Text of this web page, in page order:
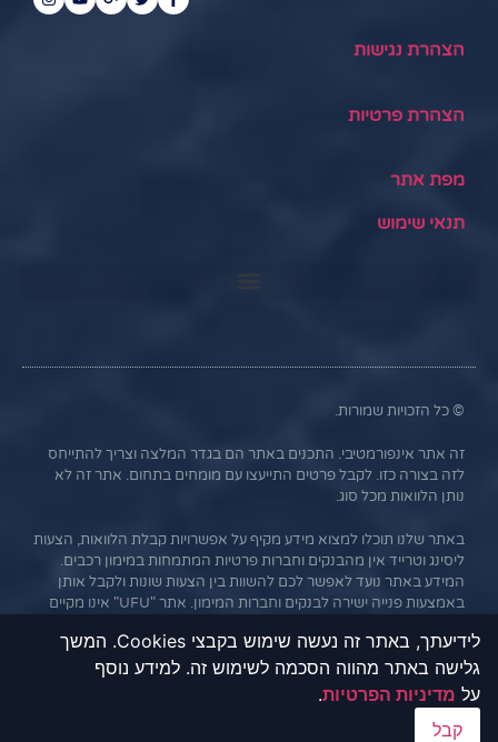
הצהרת נגישות
הצהרת פרטיות
מפת אתר
תנאי שימוש
© כל הזכויות שמורות.
זה אתר אינפורמטיבי. התכנים באתר הם בגדר המלצה וצריך להתייחס
לזה בצורה כזו. לקבל פרטים התייעצו עם מומחים בתחום. אתר זה לא
נותן הלוואות מכל סוג.
באתר שלנו תוכלו למצוא מידע מקיף על אפשרויות קבלת הלוואות, הצעות
ליסינג וטרייד אין מהבנקים וחברות פרטיות המתמחות במימון רכבים.
המידע באתר נועד לאפשר לכם להשוות בין הצעות שונות ולקבל אותן
באמצעות פנייה ישירה לבנקים וחברות המימון. אתר "UFU" אינו מקיים
לגולשים בלבד. חשוב לציין כי אי עמידה בתנאי ההלוואה או בהחזר
האשראי עלול לגרור חיוב בריבית פיגורים והליכי הוצאה לפועל.
לידיעתך, באתר זה נעשה שימוש בקבצי Cookies. המשך
גלישה באתר מהווה הסכמה לשימוש זה. למידע נוסף
על מדיניות הפרטיות.
קבל